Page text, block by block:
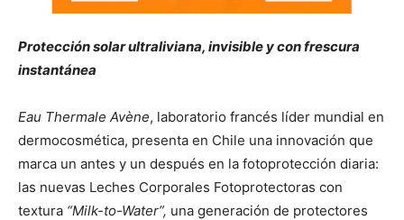
Protección solar ultraliviana, invisible y con frescura
instantánea
Eau Thermale Avène, laboratorio francés líder mundial en
dermocosmética, presenta en Chile una innovación que
marca un antes y un después en la fotoprotección diaria:
las nuevas Leches Corporales Fotoprotectoras con
textura “Milk-to-Water”, una generación de protectores